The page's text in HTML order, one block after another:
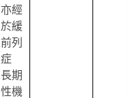
經
緩
列
期
機